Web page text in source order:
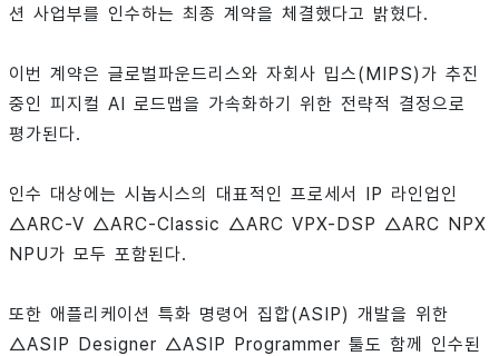
션 사업부를 인수하는 최종 계약을 체결했다고 밝혔다.
이번 계약은 글로벌파운드리스와 자회사 밉스(MIPS)가 추진
중인 피지컬 AI 로드맵을 가속화하기 위한 전략적 결정으로
평가된다.
인수 대상에는 시놉시스의 대표적인 프로세서 IP 라인업인
△ARC-V △ARC-Classic △ARC VPX-DSP △ARC NPX
NPU가 모두 포함된다.
또한 애플리케이션 특화 명령어 집합(ASIP) 개발을 위한
△ASIP Designer △ASIP Programmer 툴도 함께 인수된